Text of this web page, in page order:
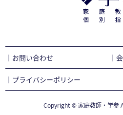
｜お問い合わせ ｜
｜プライバシーポリシー
Copyright © 家庭教師・学参